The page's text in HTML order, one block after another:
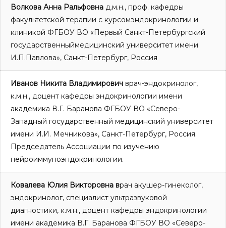
Волкова Анна Ральфовна д.м.н., проф. кафедры
факультетской терапии с курсомэндокринологии и
клиникой ФГБОУ ВО «Первый Санкт-Петербургский
государственныймедицинский университет имени
И.П.Павлова», Санкт-Петербург, Россия
Иванов Никита Владимирович врач-эндокринолог,
к.м.н., доцент кафедры эндокринологии имени
академика В.Г. Баранова ФГБОУ ВО «Северо-
Западный государственный медицинский университет
имени И.И. Мечникова», Санкт-Петербург, Россия.
Председатель Ассоциации по изучению
нейроиммуноэндокринологии.
Ковалева Юлия Викторовна врач акушер-гинеколог,
эндокринолог, специалист ультразвуковой
диагностики, к.м.н., доцент кафедры эндокринологии
имени академика В.Г. Баранова ФГБОУ ВО «Северо-